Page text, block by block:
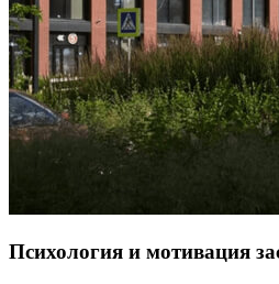
Психология и мотивация